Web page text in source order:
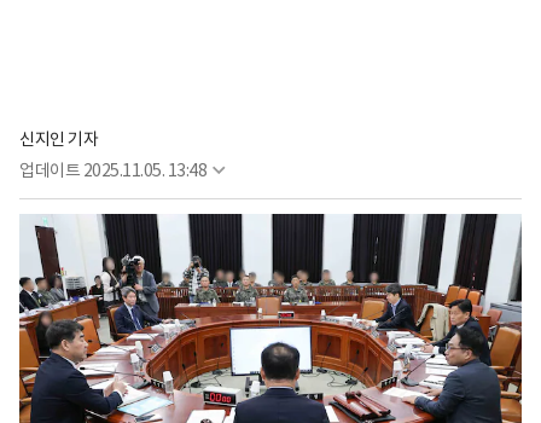
신지인 기자
업데이트 2025.11.05. 13:48